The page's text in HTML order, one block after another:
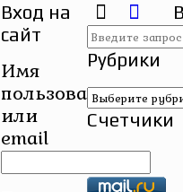
Вход на
сайт
Имя
пользователя
или
email
Рубрики
Рубрики
Счетчики